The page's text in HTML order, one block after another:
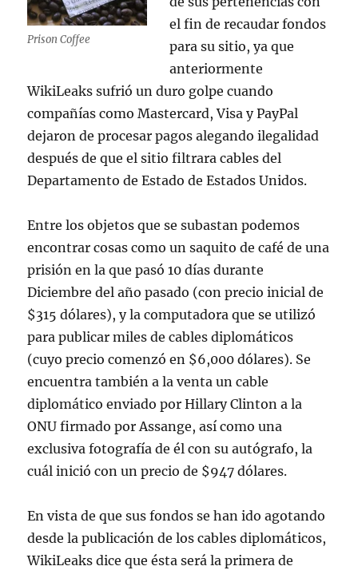
Prison Coffee
el fin de recaudar fondos
para su sitio, ya que
anteriormente
WikiLeaks sufrió un duro golpe cuando
compañías como Mastercard, Visa y PayPal
dejaron de procesar pagos alegando ilegalidad
después de que el sitio filtrara cables del
Departamento de Estado de Estados Unidos.
Entre los objetos que se subastan podemos
encontrar cosas como un saquito de café de una
prisión en la que pasó 10 días durante
Diciembre del año pasado (con precio inicial de
$315 dólares), y la computadora que se utilizó
para publicar miles de cables diplomáticos
(cuyo precio comenzó en $6,000 dólares). Se
encuentra también a la venta un cable
diplomático enviado por Hillary Clinton a la
ONU firmado por Assange, así como una
exclusiva fotografía de él con su autógrafo, la
cuál inició con un precio de $947 dólares.
En vista de que sus fondos se han ido agotando
desde la publicación de los cables diplomáticos,
WikiLeaks dice que ésta será la primera de